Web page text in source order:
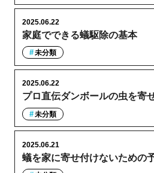
家庭でできる蟻駆除の基本
2025.06.22
未分類
プロ直伝ダンボールの虫を寄
2025.06.22
未分類
蟻を家に寄せ付けないための
2025.06.21